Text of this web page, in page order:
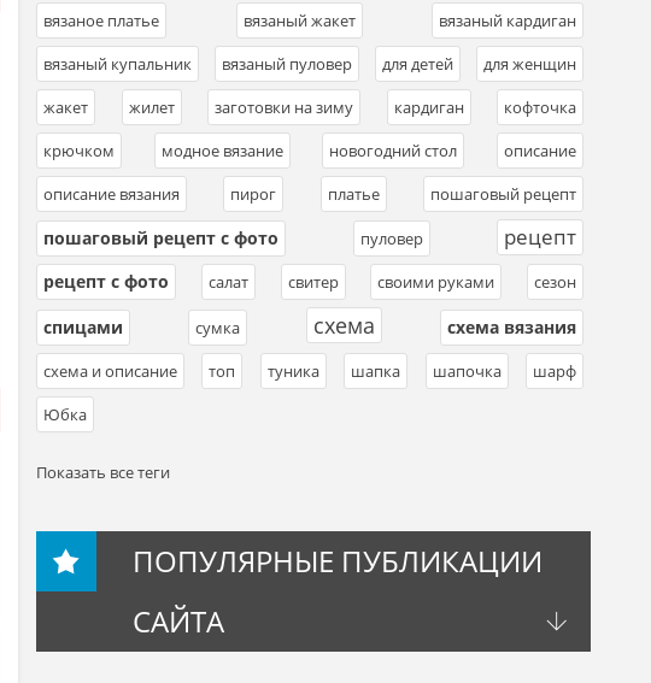
вязаное платье
вязаный жакет вязаный кардиган
вязаный купальник
вязаный пуловер для детей для женщин
жакет
жилет заготовки на зиму кардиган кофточка
крючком
модное вязание новогодний стол описание
описание вязания
пирог платье пошаговый рецепт
пошаговый рецепт с фото пуловер рецепт
рецепт с фото салат свитер своими руками сезон
спицами сумка схема схема вязания
схема и описание
топ туника шапка шапочка шарф
Юбка
Показать все теги
ПОПУЛЯРНЫЕ ПУБЛИКАЦИИ
САЙТА